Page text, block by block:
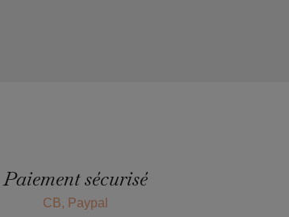
Paiement sécurisé
CB, Paypal